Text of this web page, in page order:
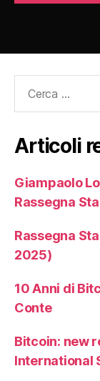
Articoli
Giampaolo
Rassegna
Rassegna
2025)
10 Anni di
Conte
Bitcoin: new
International